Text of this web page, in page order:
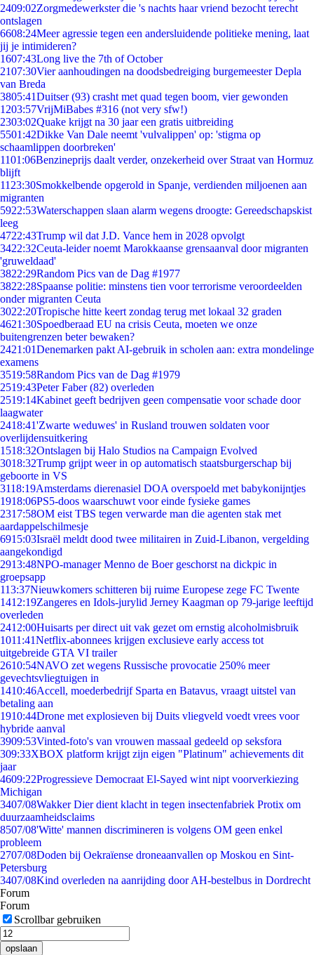
2409:02Zorgmedewerkster die 's nachts haar vriend bezocht terecht
ontslagen
6608:24Meer agressie tegen een andersluidende politieke mening, laat
jij je intimideren?
1607:43Long live the 7th of October
2107:30Vier aanhoudingen na doodsbedreiging burgemeester Depla
van Breda
3805:41Duitser (93) crasht met quad tegen boom, vier gewonden
1203:57VrijMiBabes #316 (not very sfw!)
2303:02Quake krijgt na 30 jaar een gratis uitbreiding
5501:42Dikke Van Dale neemt 'vulvalippen' op: 'stigma op
schaamlippen doorbreken'
1101:06Benzineprijs daalt verder, onzekerheid over Straat van Hormuz
blijft
11 23:30Smokkelbende opgerold in Spanje, verdienden miljoenen aan
migranten
5922:53Waterschappen slaan alarm wegens droogte: Gereedschapskist
leeg
4722:43Trump wil dat J.D. Vance hem in 2028 opvolgt
3422:32Ceuta-leider noemt Marokkaanse grensaanval door migranten
'gruweldaad'
3822:29Random Pics van de Dag #1977
3822:28Spaanse politie: minstens tien voor terrorisme veroordeelden
onder migranten Ceuta
3022:20Tropische hitte keert zondag terug met lokaal 32 graden
4621:30Spoedberaad EU na crisis Ceuta, moeten we onze
buitengrenzen beter bewaken?
2421:01Denemarken pakt AI-gebruik in scholen aan: extra mondelinge
examens
3519:58Random Pics van de Dag #1979
2519:43Peter Faber (82) overleden
2519:14Kabinet geeft bedrijven geen compensatie voor schade door
laagwater
2418:41'Zwarte weduwes' in Rusland trouwen soldaten voor
overlijdensuitkering
1518:32Ontslagen bij Halo Studios na Campaign Evolved
3018:32Trump grijpt weer in op automatisch staatsburgerschap bij
geboorte in VS
3118:19Amsterdams dierenasiel DOA overspoeld met babykonijntjes
1918:06PS5-doos waarschuwt voor einde fysieke games
2317:58OM eist TBS tegen verwarde man die agenten stak met
aardappelschilmesje
6915:03Israël meldt dood twee militairen in Zuid-Libanon, vergelding
aangekondigd
2913:48NPO-manager Menno de Boer geschorst na dickpic in
groepsapp
113:37Nieuwkomers schitteren bij ruime Europese zege FC Twente
1412:19Zangeres en Idols-jurylid Jerney Kaagman op 79-jarige leeftijd
overleden
2412:00Huisarts per direct uit vak gezet om ernstig alcoholmisbruik
1011:41Netflix-abonnees krijgen exclusieve early access tot
uitgebreide GTA VI trailer
2610:54NAVO zet wegens Russische provocatie 250% meer
gevechtsvliegtuigen in
1410:46Accell, moederbedrijf Sparta en Batavus, vraagt uitstel van
betaling aan
1910:44Drone met explosieven bij Duits vliegveld voedt vrees voor
hybride aanval
3909:53Vinted-foto's van vrouwen massaal gedeeld op seksfora
309:33XBOX platform krijgt zijn eigen "Platinum" achievements dit
jaar
4609:22Progressieve Democraat El-Sayed wint nipt voorverkiezing
Michigan
3407/08Wakker Dier dient klacht in tegen insectenfabriek Protix om
duurzaamheidsclaims
8507/08'Witte' mannen discrimineren is volgens OM geen enkel
probleem
2707/08Doden bij Oekraïense droneaanvallen op Moskou en Sint-
Petersburg
3407/08Kind overleden na aanrijding door AH-bestelbus in Dordrecht
Forum
Forum
Scrollbar gebruiken
opslaan